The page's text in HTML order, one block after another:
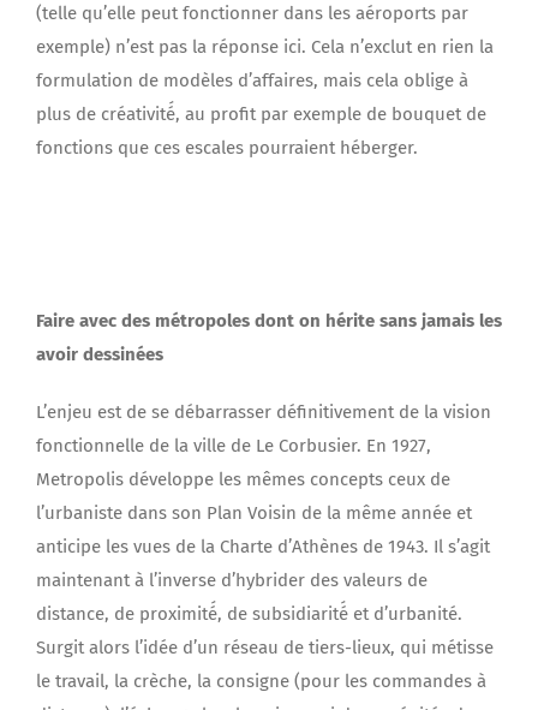
(telle qu’elle peut fonctionner dans les aéroports par
exemple) n’est pas la réponse ici. Cela n’exclut en rien la
formulation de modèles d’affaires, mais cela oblige à
plus de créativité́, au profit par exemple de bouquet de
fonctions que ces escales pourraient héberger.
Faire avec des métropoles dont on hérite sans jamais les
avoir dessinées
L’enjeu est de se débarrasser définitivement de la vision
fonctionnelle de la ville de Le Corbusier. En 1927,
Metropolis développe les mêmes concepts ceux de
l’urbaniste dans son Plan Voisin de la même année et
anticipe les vues de la Charte d’Athènes de 1943. Il s’agit
maintenant à l’inverse d’hybrider des valeurs de
distance, de proximité́, de subsidiarité́ et d’urbanité.
Surgit alors l’idée d’un réseau de tiers-lieux, qui métisse
le travail, la crèche, la consigne (pour les commandes à